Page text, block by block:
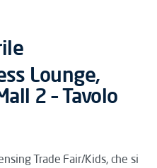
Lounge,
2 – Tavolo
Trade Fair/Kids, che si